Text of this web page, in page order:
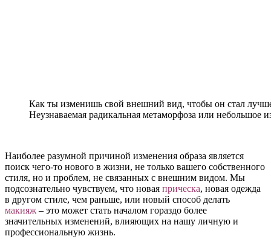
Как ты изменишь свой внешний вид, чтобы он стал
Неузнаваемая радикальная метаморфоза или небольшое
Наиболее разумной причиной изменения образа является
поиск чего-то нового в жизни, не только вашего собственного
стиля, но и проблем, не связанных с внешним видом. Мы
подсознательно чувствуем, что новая прическа, новая одежда
в другом стиле, чем раньше, или новый способ делать
макияж – это может стать началом гораздо более
значительных изменений, влияющих на нашу личную и
профессиональную жизнь.